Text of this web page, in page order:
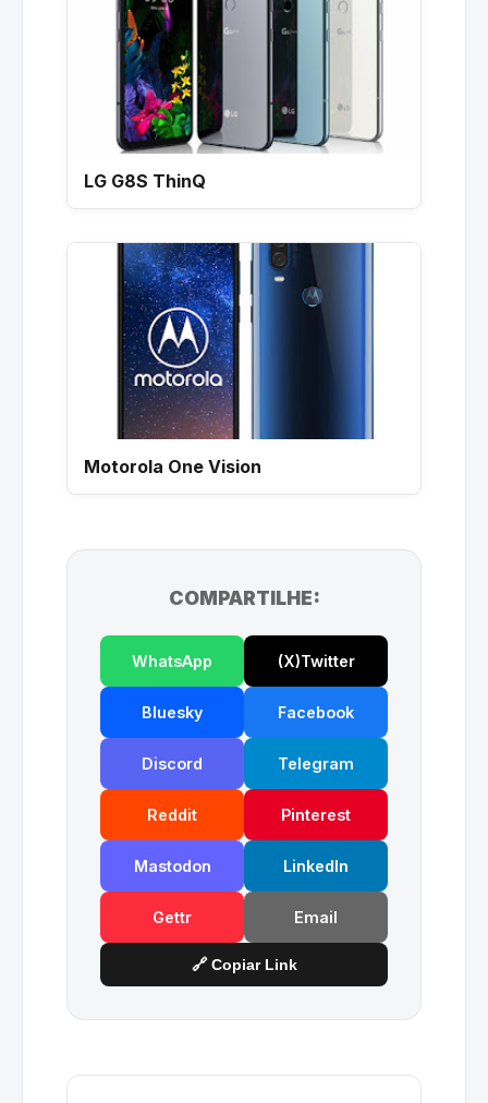
LG G8S ThinQ
Motorola One Vision
COMPARTILHE:
WhatsApp (X)Twitter
Bluesky Facebook
Discord Telegram
Reddit Pinterest
Mastodon LinkedIn
Gettr Email
🔗 Copiar Link